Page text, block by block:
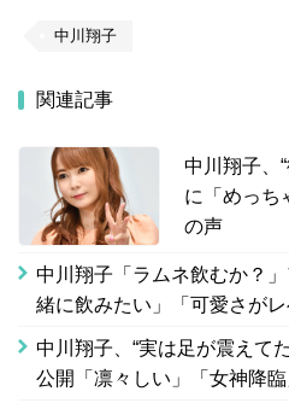
中川翔子
関連記事
中川翔子、
に「めっち
の声
中川翔子「ラムネ飲むか？
緒に飲みたい」「可愛さがレ
中川翔子、“実は足が震えて
公開「凛々しい」「女神降臨